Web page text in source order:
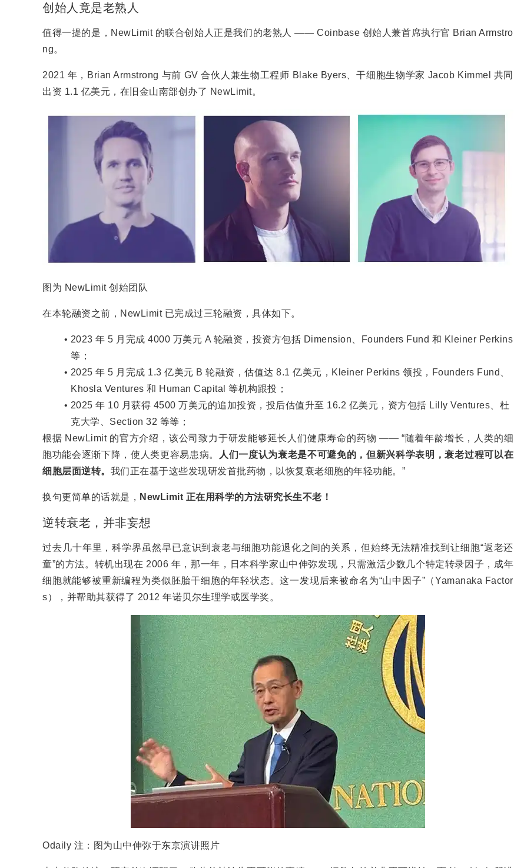
创始人竟是老熟人
值得一提的是，NewLimit 的联合创始人正是我们的老熟人 —— Coinbase 创始人兼首席执行官 Brian Armstro
ng。
2021 年，Brian Armstrong 与前 GV 合伙人兼生物工程师 Blake Byers、干细胞生物学家 Jacob Kimmel 共同
出资 1.1 亿美元，在旧金山南部创办了 NewLimit。
图为 NewLimit 创始团队
在本轮融资之前，NewLimit 已完成过三轮融资，具体如下。
2023 年 5 月完成 4000 万美元 A 轮融资，投资方包括 Dimension、Founders Fund 和 Kleiner Perkins
等；
2025 年 5 月完成 1.3 亿美元 B 轮融资，估值达 8.1 亿美元，Kleiner Perkins 领投，Founders Fund、
Khosla Ventures 和 Human Capital 等机构跟投；
2025 年 10 月获得 4500 万美元的追加投资，投后估值升至 16.2 亿美元，资方包括 Lilly Ventures、杜
克大学、Section 32 等等；
根据 NewLimit 的官方介绍，该公司致力于研发能够延长人们健康寿命的药物 —— “随着年龄增长，人类的细
胞功能会逐渐下降，使人类更容易患病。
人们一度认为衰老是不可避免的，但新兴科学表明，衰老过程可以在
细胞层面逆转。 我们正在基于这些发现研发首批药物，以恢复衰老细胞的年轻功能。”
换句更简单的话就是， NewLimit 正在用科学的方法研究长生不老！
逆转衰老，并非妄想
过去几十年里，科学界虽然早已意识到衰老与细胞功能退化之间的关系，但始终无法精准找到让细胞“返老还
童”的方法。转机出现在 2006 年，那一年，日本科学家山中伸弥发现，只需激活少数几个特定转录因子，成年
细胞就能够被重新编程为类似胚胎干细胞的年轻状态。这一发现后来被命名为“山中因子”（Yamanaka Factor
s），并帮助其获得了 2012 年诺贝尔生理学或医学奖。
Odaily 注：图为山中伸弥于东京演讲照片